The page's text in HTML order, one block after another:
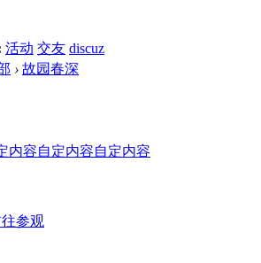
活动 交友 discuz
› 故园春深
内容自定内容自定内容
参观